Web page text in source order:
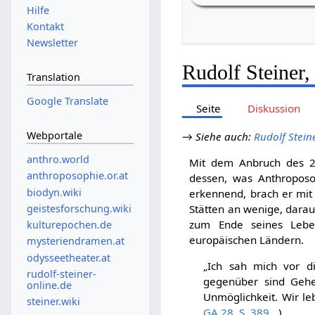
Rudolf
Seite Diskussion
→Siehe auch: Rudolf
Mit dem Anbruch des
dessen, was
erkennend, brach er
Stätten an wenige,
zum Ende seines
europäischen Ländern.
„Ich sah mich vor
gegenüber sind
Unmöglichkeit. Wir
Hilfe
Kontakt
Newsletter
Translation
Google Translate
Webportale
anthro.world
anthroposophie.or.at
biodyn.wiki
geistesforschung.wiki
kulturepochen.de
mysteriendramen.at
odysseetheater.at
rudolf-steiner-
online.de
steiner.wiki